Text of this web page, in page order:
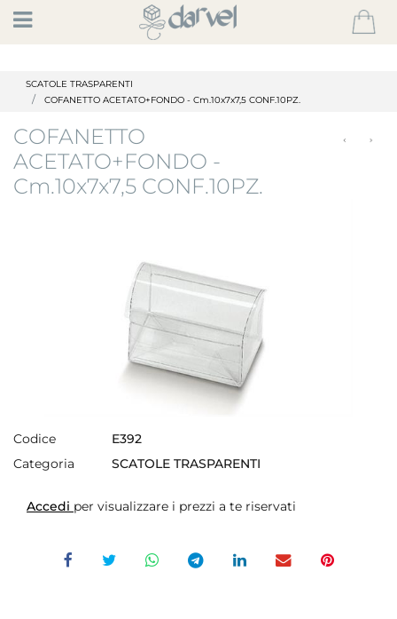
Open
SCATOLE TRASPARENTI
COFANETTO ACETATO+FONDO - Cm.10x7x7,5 CONF.10PZ.
COFANETTO
ACETATO+FONDO -
Cm.10x7x7,5 CONF.10PZ.
Codice
E392
Categoria
SCATOLE TRASPARENTI
Accedi per visualizzare i prezzi a te riservati